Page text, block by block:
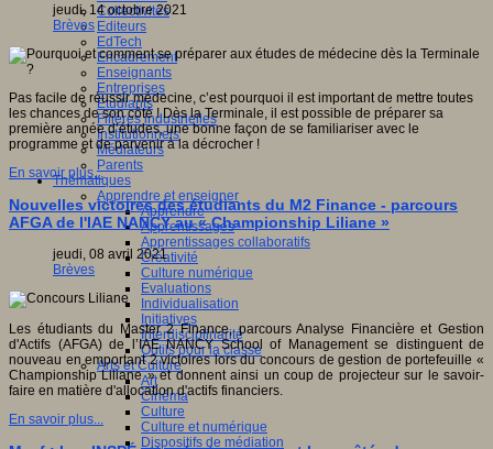
Collectivités
Editeurs
EdTech
Encadrement
Enseignants
Entreprises
Etudiants
Filières industrielles
Institutionnels
Médiateurs
Parents
Thématiques
Apprendre et enseigner
Apprendre
Apprentissages
Apprentissages collaboratifs
Créativité
Culture numérique
Evaluations
Individualisation
Initiatives
Interdisciplinarité
Outils pour la classe
Arts et Culture
Art
Cinéma
Culture
Culture et numérique
Dispositifs de médiation
jeudi, 14 octobre 2021
Brèves
Pas facile de réussir médecine, c’est pourquoi il est important de mettre toutes
les chances de son côté ! Dès la Terminale, il est possible de préparer sa
première année d’études, une bonne façon de se familiariser avec le
programme et de parvenir à la décrocher !
En savoir plus...
Nouvelles victoires des étudiants du M2 Finance - parcours
AFGA de l'IAE NANCY au « Championship Liliane »
jeudi, 08 avril 2021
Brèves
Les étudiants du Master 2 Finance, parcours Analyse Financière et Gestion
d'Actifs (AFGA) de l’IAE NANCY School of Management se distinguent de
nouveau en emportant 2 victoires lors du concours de gestion de portefeuille «
Championship Liliane » et donnent ainsi un coup de projecteur sur le savoir-
faire en matière d'allocation d'actifs financiers.
En savoir plus...